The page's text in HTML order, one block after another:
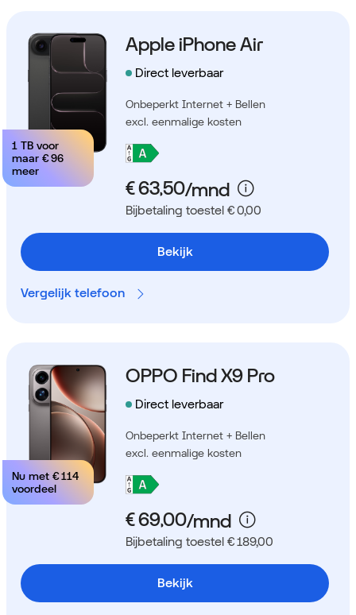
1 TB voor
maar € 96
meer
Apple iPhone Air
Direct leverbaar
Onbeperkt Internet + Bellen
excl. eenmalige kosten
Bijbetaling toestel € 0,00
Bekijk
Vergelijk telefoon
Nu met € 114
voordeel
OPPO Find X9 Pro
Direct leverbaar
Onbeperkt Internet + Bellen
excl. eenmalige kosten
Bijbetaling toestel € 189,00
Bekijk